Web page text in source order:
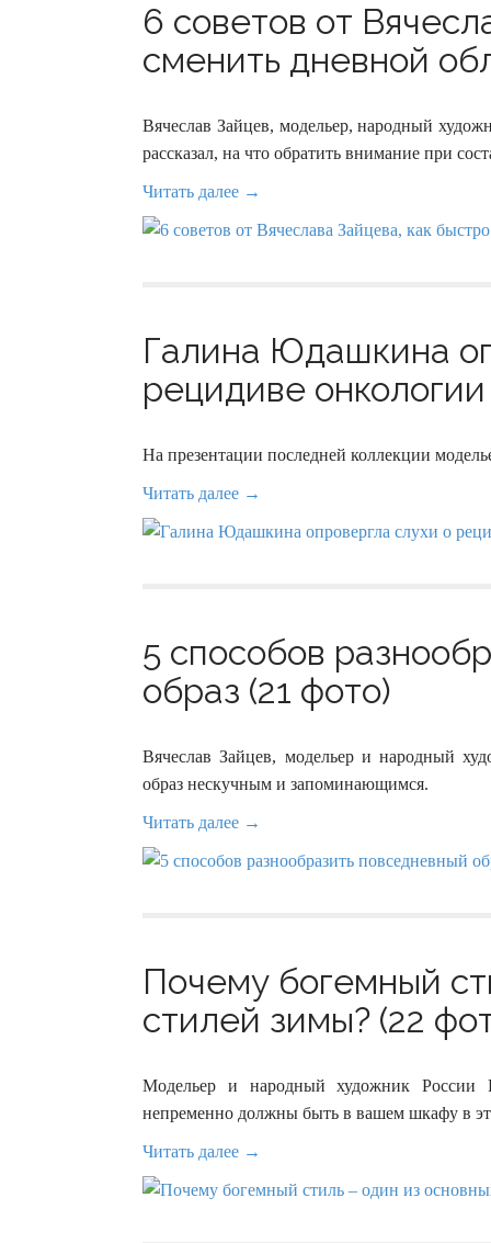
6 советов от
сменить дневной
Вячеслав Зайцев, модельер, народный
рассказал, на что обратить внимание при
Читать далее →
Галина Юдашкина
рецидиве
На презентации последней коллекции
Читать далее →
5 способов
образ (21 фото)
Вячеслав Зайцев, модельер и народный
образ нескучным и запоминающимся.
Читать далее →
Почему богемный
стилей зимы? (22
Модельер и народный художник России
непременно должны быть в вашем шкафу в
Читать далее →